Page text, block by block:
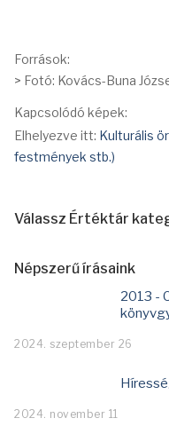
Források:
> Fotó: Kovács-Buna
Kapcsolódó képek:
Elhelyezve itt: Kulturális
festmények stb.)
Válassz Értéktár
Népszerű írásaink
2013 -
2024. szeptember 26
2024. november 11